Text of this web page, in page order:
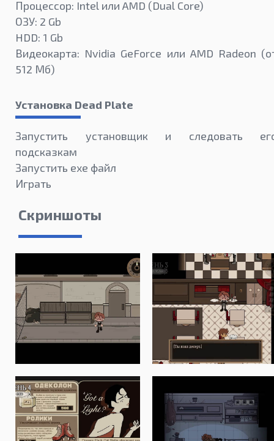
Процессор: Intel или AMD (Dual Core)
ОЗУ: 2 Gb
HDD: 1 Gb
Видеокарта: Nvidia GeForce или AMD Radeon
512 Мб)
Установка Dead Plate
Запустить установщик и следовать
подсказкам
Запустить exe файл
Играть
Скриншоты